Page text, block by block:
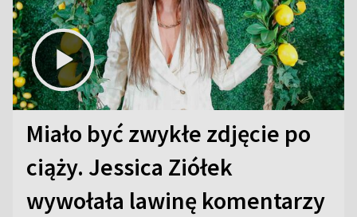
Miało być zwykłe zdjęcie po
ciąży. Jessica Ziółek
wywołała lawinę komentarzy